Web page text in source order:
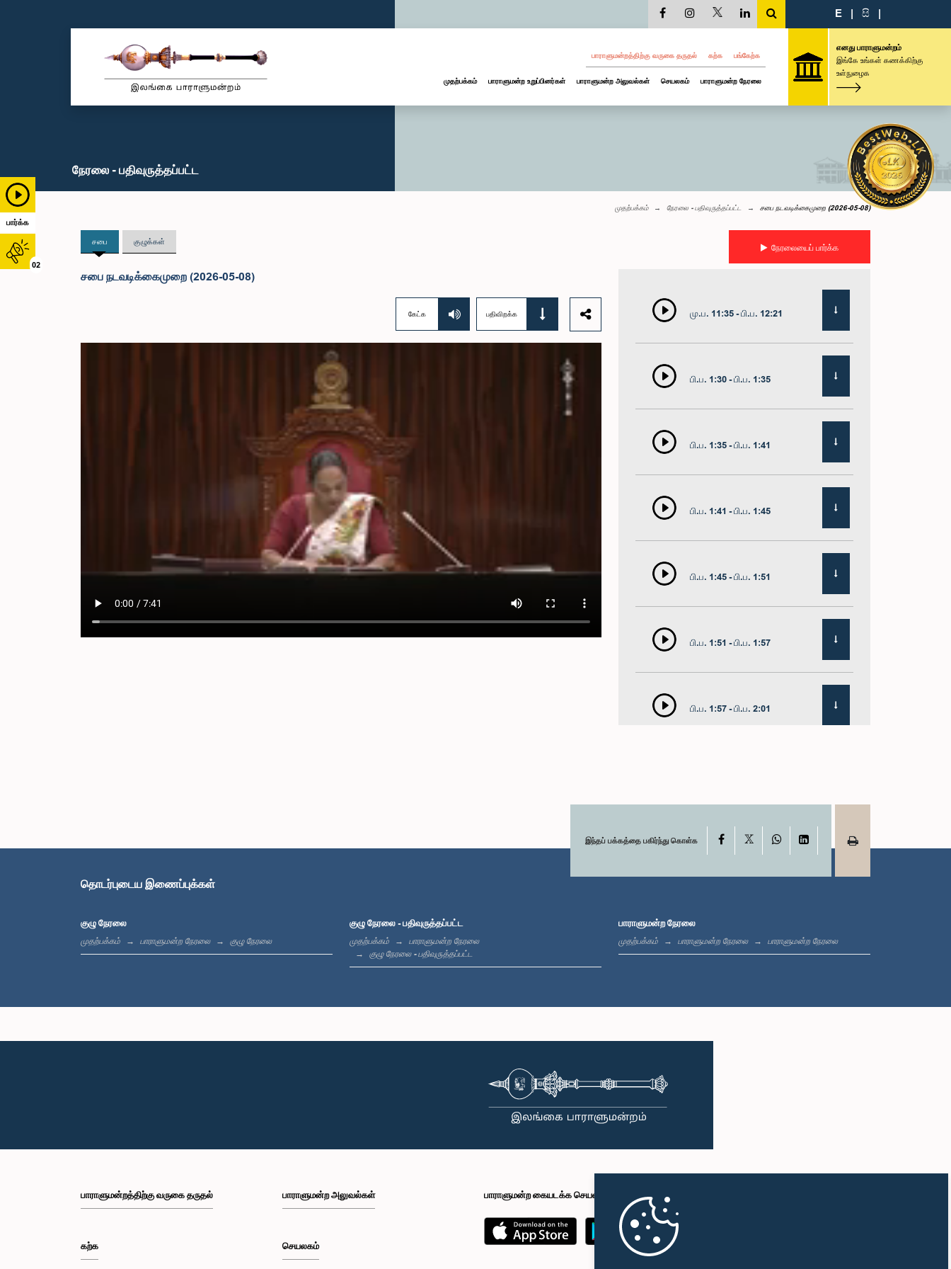
பார்க்க
02
E | සි |
பாராளுமன்றத்திற்கு வருகை தருதல் கற்க பங்கேற்க
முதற்பக்கம் பாராளுமன்ற உறுப்பினர்கள் பாராளுமன்ற அலுவல்கள் செயலகம் பாராளுமன்ற நேரலை
எனது பாராளுமன்றம்
இங்கே உங்கள் கணக்கிற்கு
உள்நுழைக
நேரலை - பதிவுருத்தப்பட்ட
முதற்பக்கம் நேரலை - பதிவுருத்தப்பட்ட சபை நடவடிக்கைமுறை (2026-05-08)
சபை குழுக்கள் நேரலையைப் பார்க்க
சபை நடவடிக்கைமுறை (2026-05-08)
கேட்க பதிவிறக்க மு.ப. 11:35 - பி.ப. 12:21
பி.ப. 1:30 - பி.ப. 1:35
பி.ப. 1:35 - பி.ப. 1:41
பி.ப. 1:41 - பி.ப. 1:45
பி.ப. 1:45 - பி.ப. 1:51
பி.ப. 1:51 - பி.ப. 1:57
பி.ப. 1:57 - பி.ப. 2:01
பி.ப. 2:13 - பி.ப. 2:21
இந்தப் பக்கத்தை பகிர்ந்து கொள்க Facebook WhatsAppLinkedIn
தொடர்புடைய இணைப்புக்கள்
குழு நேரலை
முதற்பக்கம் பாராளுமன்ற நேரலை குழு நேரலை
குழு நேரலை - பதிவுருத்தப்பட்ட
முதற்பக்கம்
பாராளுமன்ற நேரலை
குழு நேரலை - பதிவுருத்தப்பட்ட
பாராளுமன்ற நேரலை
முதற்பக்கம் பாராளுமன்ற நேரலை பாராளுமன்ற நேரலை
பாராளுமன்றத்திற்கு வருகை தருதல்
கற்க
பாராளுமன்ற அலுவல்கள்
செயலகம்
பாராளுமன்ற கையடக்க செயலி